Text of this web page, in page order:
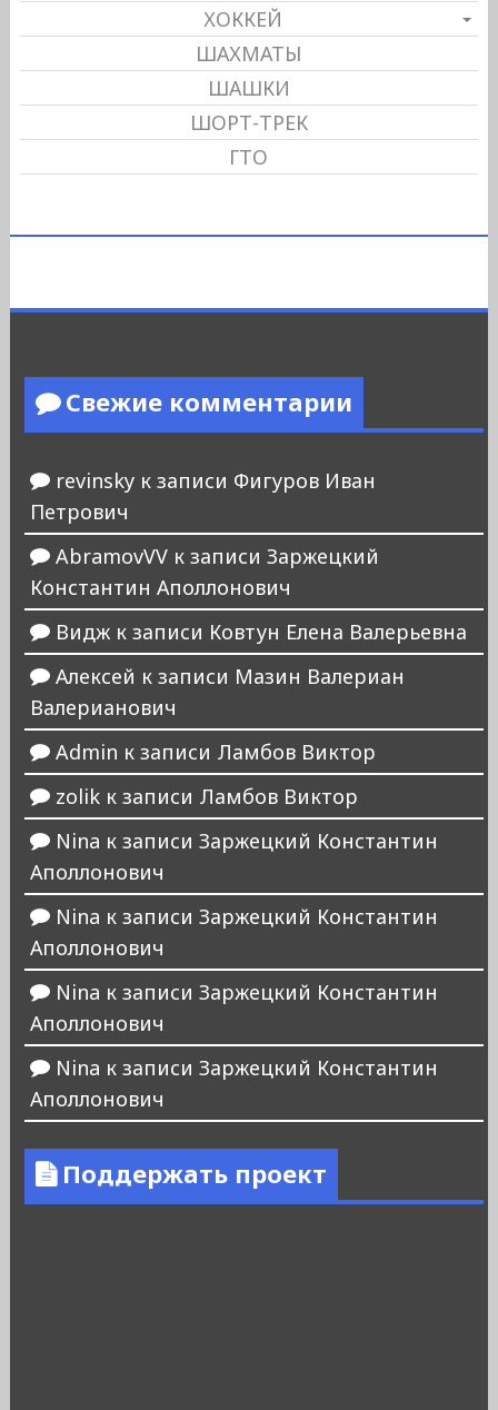
ХОККЕЙ
ШАХМАТЫ
ШАШКИ
ШОРТ-ТРЕК
ГТО
Свежие комментарии
revinskyк записи Фигуров Иван
Петрович
AbramovVVк записи Заржецкий
Константин Аполлонович
Виджк записи Ковтун Елена Валерьевна
Алексей к записи Мазин Валериан
Валерианович
Admin к записи Ламбов Виктор
zolikк записи Ламбов Виктор
Nina к записи Заржецкий Константин
Аполлонович
Nina к записи Заржецкий Константин
Аполлонович
Nina к записи Заржецкий Константин
Аполлонович
Nina к записи Заржецкий Константин
Аполлонович
Поддержать проект